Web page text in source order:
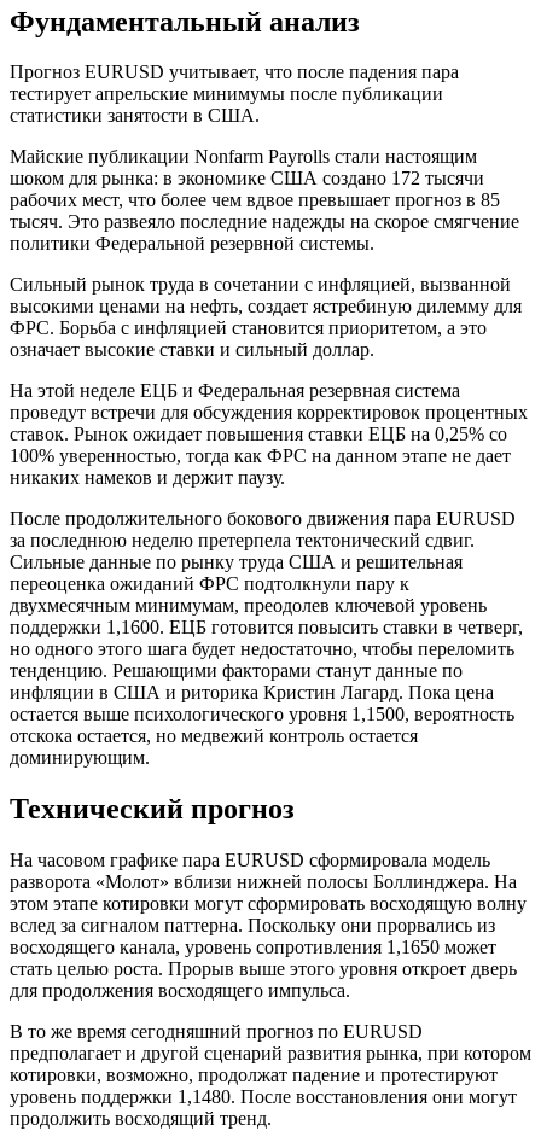
Фундаментальный анализ
Прогноз EURUSD учитывает, что после падения пара
тестирует апрельские минимумы после публикации
статистики занятости в США.
Майские публикации Nonfarm Payrolls стали настоящим
шоком для рынка: в экономике США создано 172 тысячи
рабочих мест, что более чем вдвое превышает прогноз в 85
тысяч. Это развеяло последние надежды на скорое смягчение
политики Федеральной резервной системы.
Сильный рынок труда в сочетании с инфляцией, вызванной
высокими ценами на нефть, создает ястребиную дилемму для
ФРС. Борьба с инфляцией становится приоритетом, а это
означает высокие ставки и сильный доллар.
На этой неделе ЕЦБ и Федеральная резервная система
проведут встречи для обсуждения корректировок процентных
ставок. Рынок ожидает повышения ставки ЕЦБ на 0,25% со
100% уверенностью, тогда как ФРС на данном этапе не дает
никаких намеков и держит паузу.
После продолжительного бокового движения пара EURUSD
за последнюю неделю претерпела тектонический сдвиг.
Сильные данные по рынку труда США и решительная
переоценка ожиданий ФРС подтолкнули пару к
двухмесячным минимумам, преодолев ключевой уровень
поддержки 1,1600. ЕЦБ готовится повысить ставки в четверг,
но одного этого шага будет недостаточно, чтобы переломить
тенденцию. Решающими факторами станут данные по
инфляции в США и риторика Кристин Лагард. Пока цена
остается выше психологического уровня 1,1500, вероятность
отскока остается, но медвежий контроль остается
доминирующим.
Технический прогноз
На часовом графике пара EURUSD сформировала модель
разворота «Молот» вблизи нижней полосы Боллинджера. На
этом этапе котировки могут сформировать восходящую волну
вслед за сигналом паттерна. Поскольку они прорвались из
восходящего канала, уровень сопротивления 1,1650 может
стать целью роста. Прорыв выше этого уровня откроет дверь
для продолжения восходящего импульса.
В то же время сегодняшний прогноз по EURUSD
предполагает и другой сценарий развития рынка, при котором
котировки, возможно, продолжат падение и протестируют
уровень поддержки 1,1480. После восстановления они могут
продолжить восходящий тренд.